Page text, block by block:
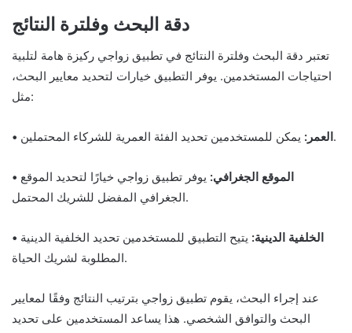
دقة البحث وفلترة النتائج
تعتبر دقة البحث وفلترة النتائج في تطبيق زواجي ركيزة هامة لتلبية
احتياجات المستخدمين. يوفر التطبيق خيارات لتحديد معايير البحث،
مثل:
• العمر: يمكن للمستخدمين تحديد الفئة العمرية للشركاء المحتملين.
• الموقع الجغرافي: يوفر تطبيق زواجي خيارًا لتحديد الموقع
الجغرافي المفضل للشريك المحتمل.
• الخلفية الدينية: يتيح التطبيق للمستخدمين تحديد الخلفية الدينية
المطلوبة لشريك الحياة.
عند إجراء البحث، يقوم تطبيق زواجي بترتيب النتائج وفقًا لمعايير
البحث والتوافق الشخصي. هذا يساعد المستخدمين على تحديد